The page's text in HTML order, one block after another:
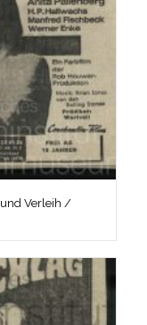
und Verleih /